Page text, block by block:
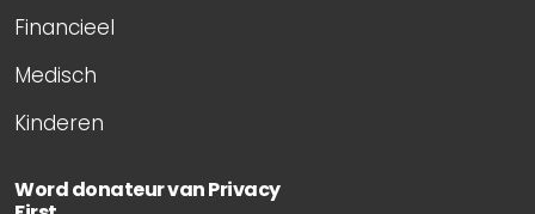
Financieel
Medisch
Kinderen
Word donateur van Privacy